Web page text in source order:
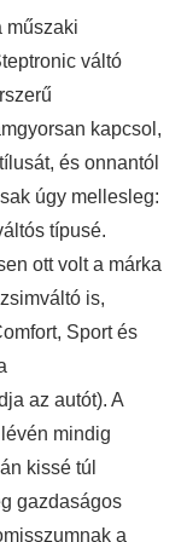
műszaki
váltó
kapcsol,
és onnantól
úgy mellesleg:
típusé.
ott volt a márka
is,
Sport és
az autót). A
mindig
kissé túl
gazdaságos
a